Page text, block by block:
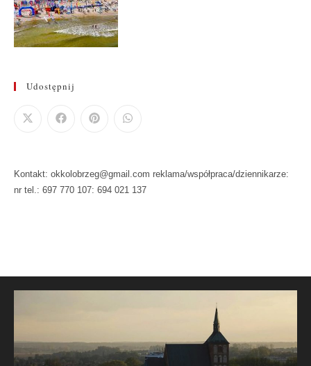
Udostępnij
Kontakt: okkolobrzeg@gmail.com reklama/współpraca/dziennikarze:
nr tel.: 697 770 107: 694 021 137